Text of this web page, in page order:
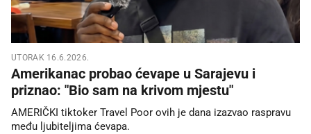
UTORAK 16.6.2026.
Amerikanac probao ćevape u Sarajevu i
priznao: "Bio sam na krivom mjestu"
AMERIČKI tiktoker Travel Poor ovih je dana izazvao raspravu
među ljubiteljima ćevapa.